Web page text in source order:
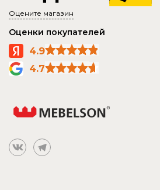
Оцените магазин
Оценки покупателей
4.9
4.7